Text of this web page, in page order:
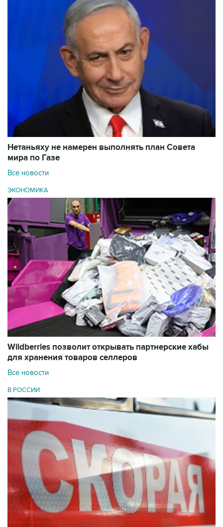
Нетаньяху не намерен выполнять план Совета
мира по Газе
Все новости
ЭКОНОМИКА
Wildberries позволит открывать партнерские хабы
для хранения товаров селлеров
Все новости
В РОССИИ